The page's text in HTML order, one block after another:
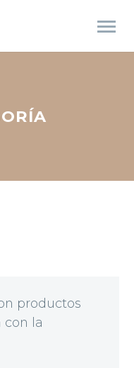
productos
con la